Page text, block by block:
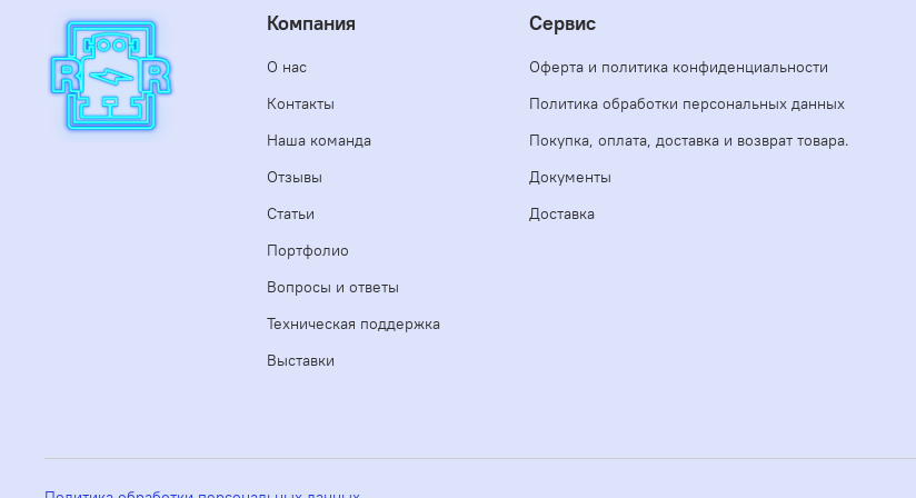
Компания
О нас
Контакты
Наша команда
Отзывы
Статьи
Портфолио
Вопросы и ответы
Техническая поддержка
Выставки
Сервис
Оферта и политика конфиденциальности
Политика обработки персональных данных
Покупка, оплата, доставка и возврат товара.
Документы
Доставка